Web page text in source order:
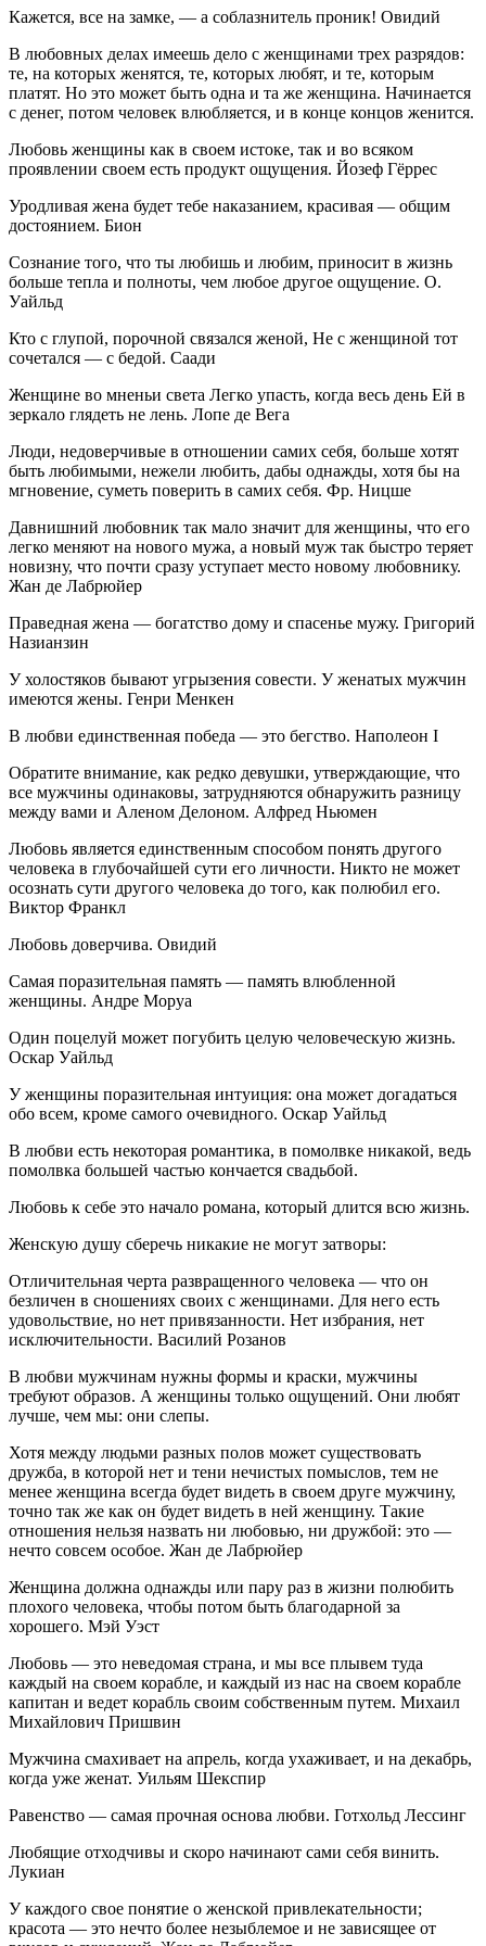
Кажется, все на замке, — а соблазнитель проник! Овидий
В любовных делах имеешь дело с женщинами трех разрядов:
те, на которых женятся, те, которых любят, и те, которым
платят. Но это может быть одна и та же женщина. Начинается
с денег, потом человек влюбляется, и в конце концов женится.
Любовь женщины как в своем истоке, так и во всяком
проявлении своем есть продукт ощущения. Йозеф Гёррес
Уродливая жена будет тебе наказанием, красивая — общим
достоянием. Бион
Сознание того, что ты любишь и любим, приносит в жизнь
больше тепла и полноты, чем любое другое ощущение. О.
Уайльд
Кто с глупой, порочной связался женой, Не с женщиной тот
сочетался — с бедой. Саади
Женщине во мненьи света Легко упасть, когда весь день Ей в
зеркало глядеть не лень. Лопе де Вега
Люди, недоверчивые в отношении самих себя, больше хотят
быть любимыми, нежели любить, дабы однажды, хотя бы на
мгновение, суметь поверить в самих себя. Фр. Ницше
Давнишний любовник так мало значит для женщины, что его
легко меняют на нового мужа, а новый муж так быстро теряет
новизну, что почти сразу уступает место новому любовнику.
Жан де Лабрюйер
Праведная жена — богатство дому и спасенье мужу. Григорий
Назианзин
У холостяков бывают угрызения совести. У женатых мужчин
имеются жены. Генри Менкен
В любви единственная победа — это бегство. Наполеон I
Обратите внимание, как редко девушки, утверждающие, что
все мужчины одинаковы, затрудняются обнаружить разницу
между вами и Аленом Делоном. Алфред Ньюмен
Любовь является единственным способом понять другого
человека в глубочайшей сути его личности. Никто не может
осознать сути другого человека до того, как полюбил его.
Виктор Франкл
Любовь доверчива. Овидий
Самая поразительная память — память влюбленной
женщины. Андре Моруа
Один поцелуй может погубить целую человеческую жизнь.
Оскар Уайльд
У женщины поразительная интуиция: она может догадаться
обо всем, кроме самого очевидного. Оскар Уайльд
В любви есть некоторая романтика, в помолвке никакой, ведь
помолвка большей частью кончается свадьбой.
Любовь к себе это начало романа, который длится всю жизнь.
Женскую душу сберечь никакие не могут затворы:
Отличительная черта развращенного человека — что он
безличен в сношениях своих с женщинами. Для него есть
удовольствие, но нет привязанности. Нет избрания, нет
исключительности. Василий Розанов
В любви мужчинам нужны формы и краски, мужчины
требуют образов. А женщины только ощущений. Они любят
лучше, чем мы: они слепы.
Хотя между людьми разных полов может существовать
дружба, в которой нет и тени нечистых помыслов, тем не
менее женщина всегда будет видеть в своем друге мужчину,
точно так же как он будет видеть в ней женщину. Такие
отношения нельзя назвать ни любовью, ни дружбой: это —
нечто совсем особое. Жан де Лабрюйер
Женщина должна однажды или пару раз в жизни полюбить
плохого человека, чтобы потом быть благодарной за
хорошего. Мэй Уэст
Любовь — это неведомая страна, и мы все плывем туда
каждый на своем корабле, и каждый из нас на своем корабле
капитан и ведет корабль своим собственным путем. Михаил
Михайлович Пришвин
Мужчина смахивает на апрель, когда ухаживает, и на декабрь,
когда уже женат. Уильям Шекспир
Равенство — самая прочная основа любви. Готхольд Лессинг
Любящие отходчивы и скоро начинают сами себя винить.
Лукиан
У каждого свое понятие о женской привлекательности;
красота — это нечто более незыблемое и не зависящее от